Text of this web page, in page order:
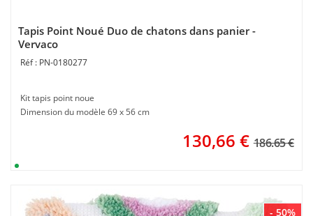
Tapis Point Noué Duo de chatons dans panier -
Vervaco
PN-0180277
Kit tapis point noue
Dimension du modèle 69 x 56 cm
130,66 € 186.65 €
- 50%